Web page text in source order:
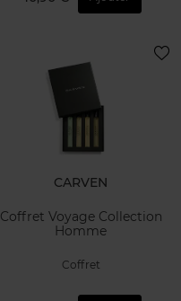
CARVEN
Coffret Voyage Collection
Homme
Coffret